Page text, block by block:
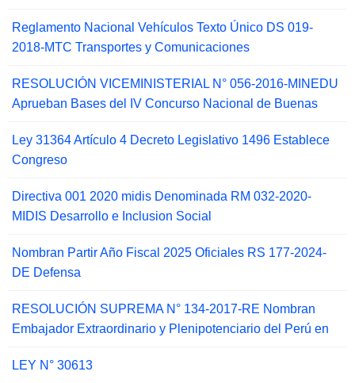
Reglamento Nacional Vehículos Texto Único DS 019-
2018-MTC Transportes y Comunicaciones
RESOLUCIÓN VICEMINISTERIAL N° 056-2016-MINEDU
Aprueban Bases del IV Concurso Nacional de Buenas
Ley 31364 Artículo 4 Decreto Legislativo 1496 Establece
Congreso
Directiva 001 2020 midis Denominada RM 032-2020-
MIDIS Desarrollo e Inclusion Social
Nombran Partir Año Fiscal 2025 Oficiales RS 177-2024-
DE Defensa
RESOLUCIÓN SUPREMA N° 134-2017-RE Nombran
Embajador Extraordinario y Plenipotenciario del Perú en
LEY N° 30613